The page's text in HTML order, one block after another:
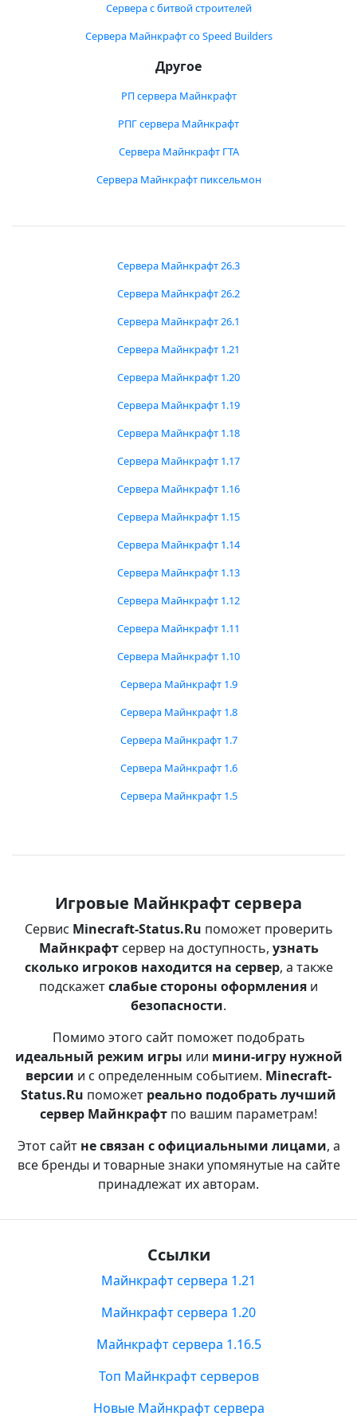
Сервера с битвой строителей
Сервера Майнкрафт со Speed Builders
Другое
РП сервера Майнкрафт
РПГ сервера Майнкрафт
Сервера Майнкрафт ГТА
Сервера Майнкрафт пиксельмон
Сервера Майнкрафт 26.3
Сервера Майнкрафт 26.2
Сервера Майнкрафт 26.1
Сервера Майнкрафт 1.21
Сервера Майнкрафт 1.20
Сервера Майнкрафт 1.19
Сервера Майнкрафт 1.18
Сервера Майнкрафт 1.17
Сервера Майнкрафт 1.16
Сервера Майнкрафт 1.15
Сервера Майнкрафт 1.14
Сервера Майнкрафт 1.13
Сервера Майнкрафт 1.12
Сервера Майнкрафт 1.11
Сервера Майнкрафт 1.10
Сервера Майнкрафт 1.9
Сервера Майнкрафт 1.8
Сервера Майнкрафт 1.7
Сервера Майнкрафт 1.6
Сервера Майнкрафт 1.5
Игровые Майнкрафт сервера
Сервис Minecraft-Status.Ru поможет проверить
Майнкрафтсервер на доступность, узнать
сколько игроков находится на сервер, а также
подскажетслабые стороны оформления и
безопасности.
Помимо этого сайт поможет подобрать
идеальный режим игры или мини-игру нужной
версии и с определенным событием. Minecraft-
Status.Ru поможет реально подобрать лучший
сервер Майнкрафт по вашим параметрам!
Этот сайт не связан с официальными лицами, а
все бренды и товарные знаки упомянутые на сайте
принадлежат их авторам.
Ссылки
Майнкрафт сервера 1.21
Майнкрафт сервера 1.20
Майнкрафт сервера 1.16.5
Топ Майнкрафт серверов
Новые Майнкрафт сервера